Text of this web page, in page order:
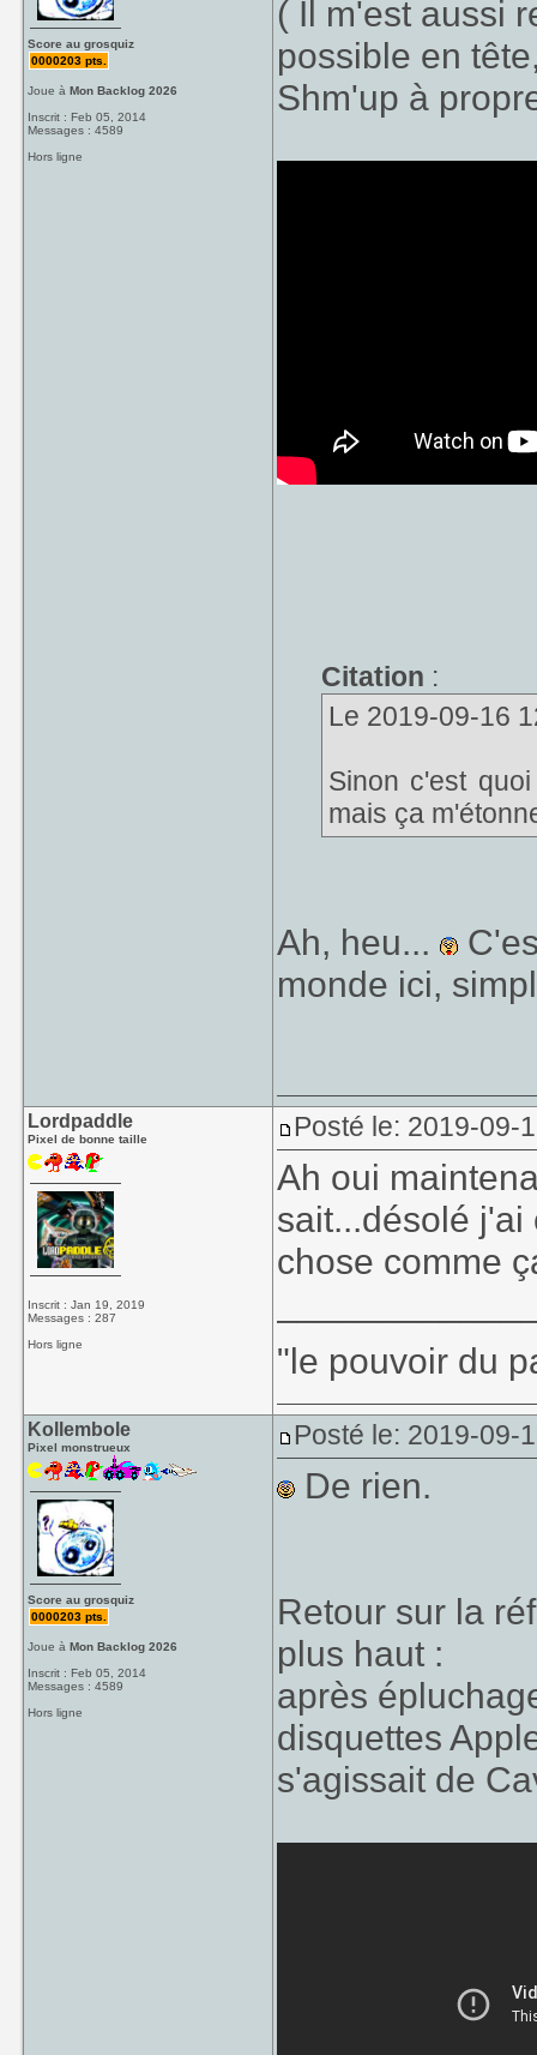
Score au grosquiz
0000203 pts.
Joue àMon Backlog 2026
Inscrit : Feb 05, 2014
Messages : 4589
Hors ligne
( Il m'est aussi
possible en
Shm'up à
Citation :
Le 2019-09-16
Sinon c'est
mais ça
Ah, heu...
monde ici,
Lordpaddle
Pixel de bonne taille
Inscrit : Jan 19, 2019
Messages : 287
Hors ligne
Posté le: 2019-09-
Ah oui
sait...désolé
chose comme
"le pouvoir du
Kollembole
Pixel monstrueux
Score au grosquiz
0000203 pts.
Joue àMon Backlog 2026
Inscrit : Feb 05, 2014
Messages : 4589
Hors ligne
Posté le: 2019-09-
De rien.
Retour sur la
plus haut :
après
disquettes
s'agissait de